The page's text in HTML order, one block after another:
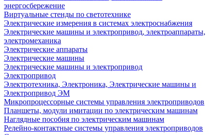
энергосбережение
Виртуальные стенды по светотехнике
Электрические измерения в системах электроснабжения
Электрические машины и электропривод, электроаппараты,
электромеханика
Электрические аппараты
Электрические машины
Электрические машины и электропривод
Электропривод
Электротехника, Электроника, Электрические машины и
Электропривод ЭМ
Микропроцессорные системы управления электроприводов
Планшеты, модули имитации по электрическим машинам
Наглядные пособия по электрическим машинам
Релейно-контактные системы управления электроприводов